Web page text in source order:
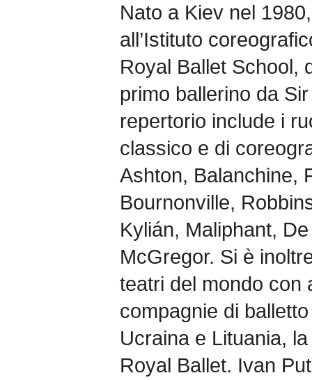
Nato a Kiev nel
all’Istituto
Royal Ballet School,
primo ballerino da
repertorio include i
classico e di
Ashton, Balanchine,
Bournonville,
Kylián, Maliphant,
McGregor. Si è
teatri del mondo con
compagnie di
Ucraina e Lituania,
Royal Ballet. Ivan